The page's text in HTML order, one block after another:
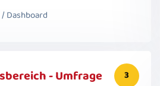
Dashboard
- Umfrage 3